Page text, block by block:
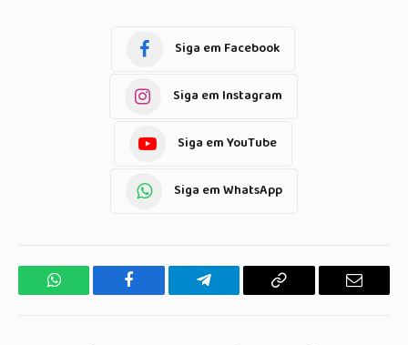
Siga em Facebook
Siga em Instagram
Siga em YouTube
Siga em WhatsApp
WhatsApp Facebook Telegrama Copiar
E-